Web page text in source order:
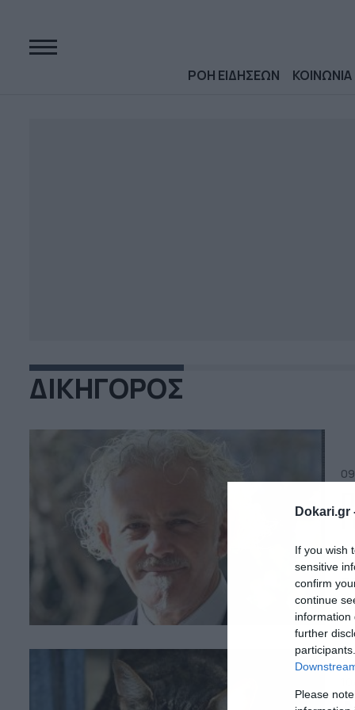
Dokari.gr
If you wish
sensitive
confirm
continue
information
further
Please
ΡΟΗ ΕΙΔΗΣΕΩΝ ΚΟΙΝΩΝΙΑ
ΔΙΚΗΓΟΡΟΣ
Ο